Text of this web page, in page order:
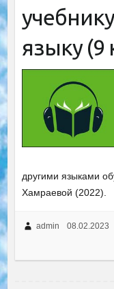
языку (9
другими языками
Хамраевой (2022).
admin 08.02.2023